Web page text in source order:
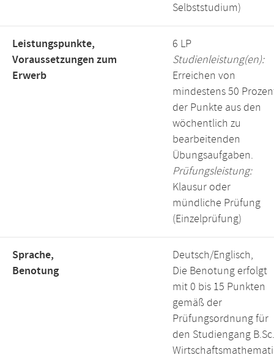
Selbststudium)
Leistungspunkte,
Voraussetzungen zum
Erwerb
6 LP
Studienleistung(en):
Erreichen von
mindestens 50
der Punkte aus den
wöchentlich zu
bearbeitenden
Übungsaufgaben.
Prüfungsleistung:
Klausur oder
mündliche Prüfung
(Einzelprüfung)
Sprache,
Benotung
Deutsch/Englisch,
Die Benotung erfolgt
mit 0 bis 15 Punkten
gemäß der
Prüfungsordnung für
den Studiengang B.Sc.